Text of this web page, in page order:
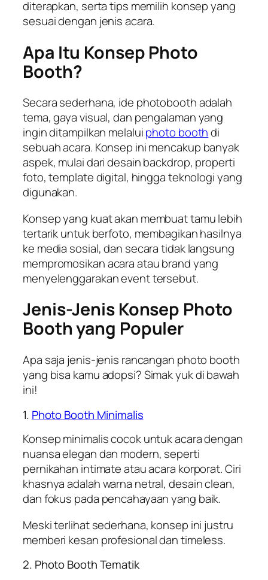
diterapkan, serta tips memilih konsep yang
sesuai dengan jenis acara.
Apa Itu Konsep Photo
Booth?
Secara sederhana, ide photobooth adalah
tema, gaya visual, dan pengalaman yang
ingin ditampilkan melaluiphoto boothdi
sebuah acara. Konsep ini mencakup banyak
aspek, mulai dari desain backdrop, properti
foto, template digital, hingga teknologi yang
digunakan.
Konsep yang kuat akan membuat tamu lebih
tertarik untuk berfoto, membagikan hasilnya
ke media sosial, dan secara tidak langsung
mempromosikan acara atau brand yang
menyelenggarakan event tersebut.
Jenis-Jenis Konsep Photo
Booth yang Populer
Apa saja jenis-jenis rancangan photo booth
yang bisa kamu adopsi? Simak yuk di bawah
ini!
1. Photo Booth Minimalis
Konsep minimalis cocok untuk acara dengan
nuansa elegan dan modern, seperti
pernikahan intimate atau acara korporat. Ciri
khasnya adalah warna netral, desain clean,
dan fokus pada pencahayaan yang baik.
Meski terlihat sederhana, konsep ini justru
memberi kesan profesional dan timeless.
2. Photo Booth Tematik